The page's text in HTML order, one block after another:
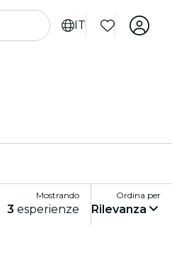
IT
Mostrando
3 esperienze
Ordina per
Rilevanza